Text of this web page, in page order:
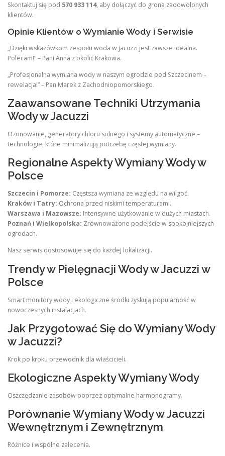
Skontaktuj się pod 570 933 114, aby dołączyć do grona zadowolonych
klientów.
Opinie Klientów o Wymianie Wody i Serwisie
„Dzięki wskazówkom zespołu woda w jacuzzi jest zawsze idealna.
Polecam!” – Pani Anna z okolic Krakowa.
„Profesjonalna wymiana wody w naszym ogrodzie pod Szczecinem –
rewelacja!” – Pan Marek z Zachodniopomorskiego.
Zaawansowane Techniki Utrzymania
Wody w Jacuzzi
Ozonowanie, generatory chloru solnego i systemy automatyczne –
technologie, które minimalizują potrzebę częstej wymiany.
Regionalne Aspekty Wymiany Wody w
Polsce
Szczecin i Pomorze: Częstsza wymiana ze względu na wilgoć.
Kraków i Tatry: Ochrona przed niskimi temperaturami.
Warszawa i Mazowsze: Intensywne użytkowanie w dużych miastach.
Poznań i Wielkopolska: Zrównoważone podejście w spokojniejszych
ogrodach.
Nasz serwis dostosowuje się do każdej lokalizacji.
Trendy w Pielęgnacji Wody w Jacuzzi w
Polsce
Smart monitory wody i ekologiczne środki zyskują popularność w
nowoczesnych instalacjach.
Jak Przygotować Się do Wymiany Wody
w Jacuzzi?
Krok po kroku przewodnik dla właścicieli.
Ekologiczne Aspekty Wymiany Wody
Oszczędzanie zasobów poprzez optymalne harmonogramy.
Porównanie Wymiany Wody w Jacuzzi
Wewnętrznym i Zewnętrznym
Różnice i wspólne zalecenia.